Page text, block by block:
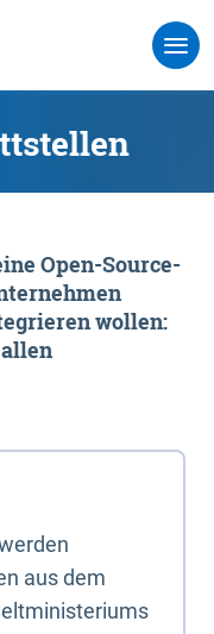
Open-Source-
wollen:
aus dem